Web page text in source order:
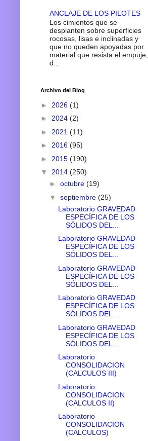
ANCLAJE DE LOS PILOTES
Los cimientos que se
desplanten sobre superficies
rocosas, lisas e inclinadas y
que no queden apoyadas por
material que resista el empuje,
d...
Archivo del Blog
► 2026 (1)
► 2024 (2)
► 2021 (11)
► 2016 (95)
► 2015 (190)
▼ 2014 (250)
► octubre (19)
▼ septiembre (25)
Laboratorio GRAVEDAD
ESPECÍFICA DE LOS
SÓLIDOS DEL...
Laboratorio GRAVEDAD
ESPECÍFICA DE LOS
SÓLIDOS DEL...
Laboratorio GRAVEDAD
ESPECÍFICA DE LOS
SÓLIDOS DEL...
Laboratorio GRAVEDAD
ESPECÍFICA DE LOS
SÓLIDOS DEL...
Laboratorio GRAVEDAD
ESPECÍFICA DE LOS
SÓLIDOS DEL...
Laboratorio
CONSOLIDACION
(CALCULOS III)
Laboratorio
CONSOLIDACION
(CALCULOS II)
Laboratorio
CONSOLIDACION
(CALCULOS)